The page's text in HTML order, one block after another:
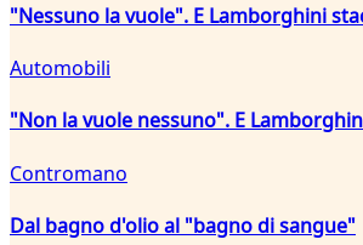
"Nessuno la vuole". E Lamborghini
Automobili
"Non la vuole nessuno". E
Contromano
Dal bagno d'olio al "bagno di sangue"